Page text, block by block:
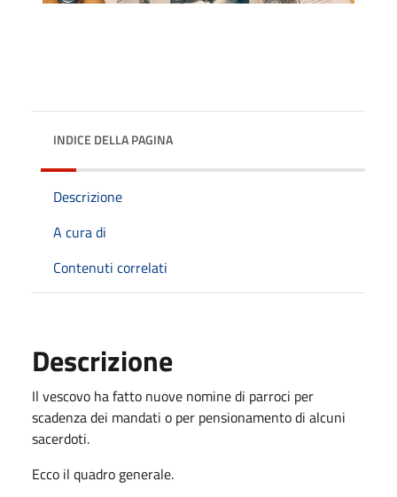
INDICE DELLA PAGINA
Descrizione
A cura di
Contenuti correlati
Descrizione
Il vescovo ha fatto nuove nomine di parroci per
scadenza dei mandati o per pensionamento di alcuni
sacerdoti.
Ecco il quadro generale.